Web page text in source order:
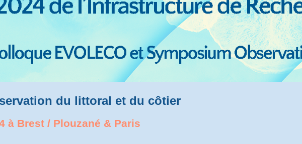
du littoral et du côtier
à Brest / Plouzané & Paris